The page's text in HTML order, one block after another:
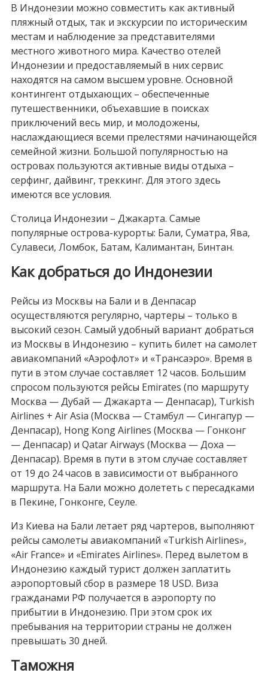
В Индонезии можно совместить как активный
пляжный отдых, так и экскурсии по историческим
местам и наблюдение за представителями
местного животного мира. Качество отелей
Индонезии и предоставляемый в них сервис
находятся на самом высшем уровне. Основной
контингент отдыхающих – обеспеченные
путешественники, объехавшие в поисках
приключений весь мир, и молодожены,
наслаждающиеся всеми прелестями начинающейся
семейной жизни. Большой популярностью на
островах пользуются активные виды отдыха –
серфинг, дайвинг, треккинг. Для этого здесь
имеются все условия.
Столица Индонезии – Джакарта. Самые
популярные острова-курорты: Бали, Суматра, Ява,
Сулавеси, Ломбок, Батам, Калимантан, Бинтан.
Как добраться до Индонезии
Рейсы из Москвы на Бали и в Денпасар
осуществляются регулярно, чартеры – только в
высокий сезон. Самый удобный вариант добраться
из Москвы в Индонезию – купить билет на самолет
авиакомпаний «Аэрофлот» и «Трансаэро». Время в
пути в этом случае составляет 12 часов. Большим
спросом пользуются рейсы Emirates (по маршруту
Москва — Дубай — Джакарта — Денпасар), Turkish
Airlines + Air Asia (Москва — Стамбул — Сингапур —
Денпасар), Hong Kong Airlines (Москва — Гонконг
— Денпасар) и Qatar Airways (Москва — Доха —
Денпасар). Время в пути в этом случае составляет
от 19 до 24 часов в зависимости от выбранного
маршрута. На Бали можно долететь с пересадками
в Пекине, Гонконге, Сеуле.
Из Киева на Бали летает ряд чартеров, выполняют
рейсы самолеты авиакомпаний «Turkish Airlines»,
«Air France» и «Emirates Airlines». Перед вылетом в
Индонезию каждый турист должен заплатить
аэропортовый сбор в размере 18 USD. Виза
гражданами РФ получается в аэропорту по
прибытии в Индонезию. При этом срок их
пребывания на территории страны не должен
превышать 30 дней.
Таможня